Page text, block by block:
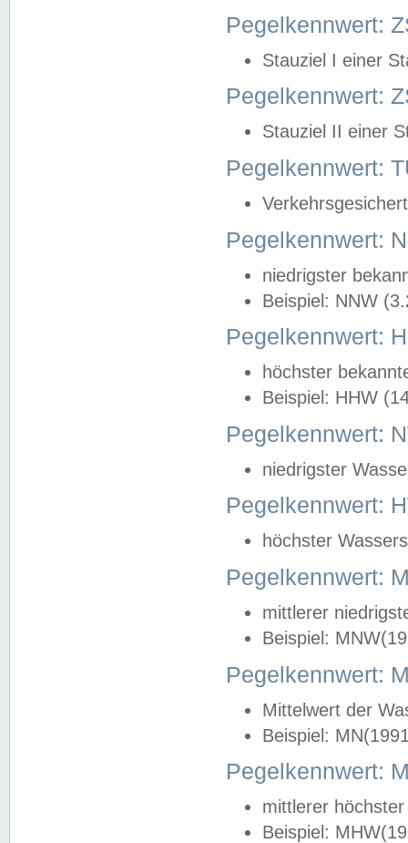
Pegelkennwert:
Stauziel I einer
Pegelkennwert:
Stauziel II einer
Pegelkennwert:
Pegelkennwert:
niedrigster
Beispiel: NNW
Pegelkennwert:
höchster
Beispiel: HHW
Pegelkennwert:
niedrigster
Pegelkennwert:
höchster
Pegelkennwert:
mittlerer
Beispiel:
Pegelkennwert:
Mittelwert der
Beispiel:
Pegelkennwert:
mittlerer
Beispiel: